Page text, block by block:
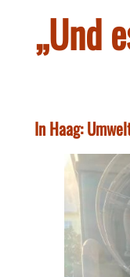
„Und
In Haag: